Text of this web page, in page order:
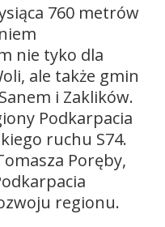
760 metrów
nie tyko dla
ale także gmin
i Zaklików.
Podkarpacia
ruchu S74.
Poręby,
regionu.